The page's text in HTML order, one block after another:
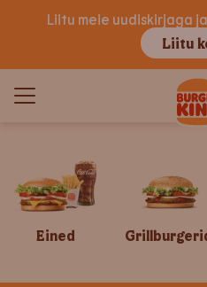
Liitu meie uudiskirjaga
Liitu
Eined